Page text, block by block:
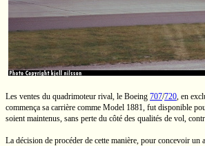
Les ventes du quadrimoteur rival, le Boeing 707/720, en
commença sa carrière comme Model 1881, fut disponible
soient maintenus, sans perte du côté des qualités de vol,
La décision de procéder de cette manière, pour concevoir